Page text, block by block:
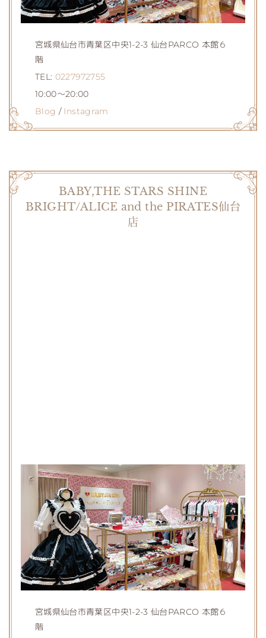
宮城県仙台市青葉区中央1-2-3 仙台PARCO 本館６
階
TEL: 0227972755
10:00～20:00
Blog / Instagram
BABY,THE STARS SHINE
BRIGHT/ALICE and the PIRATES仙台
店
宮城県仙台市青葉区中央1-2-3 仙台PARCO 本館６
階